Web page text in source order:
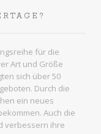
für die
Art und Größe
sich über 50
Durch die
ein neues
Auch die
verbessern ihre